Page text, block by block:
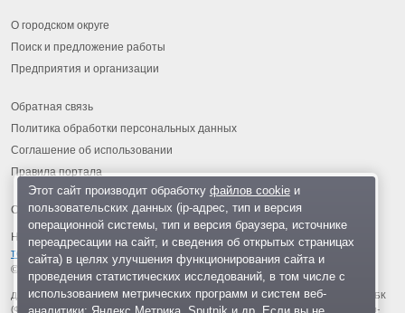
О городском округе
Поиск и предложение работы
Предприятия и организации
Обратная связь
Политика обработки персональных данных
Соглашение об использовании
Правила портала
На информационном ресурсе применяются рекомендательные
технологии
© 2013-2026 «ОИНФО»,
сделано в Одинцово
Для читателей: В России признаны экстремистскими и запрещены организации ФБК
(Фонд борьбы с коррупцией, признан иноагентом), Штабы Навального, «Национал-
Этот сайт производит обработку файлов cookieи
пользовательских данных (ip-адрес, тип и версия
операционной системы, тип и версия браузера, источнике
переадресации на сайт, и сведения об открытых страницах
сайта) в целях улучшения функционирования сайта и
проведения статистических исследований, в том числе с
использованием метрических программ и систем веб-
аналитики: Яндекс.Метрика, Sputnik и др. Если вы не